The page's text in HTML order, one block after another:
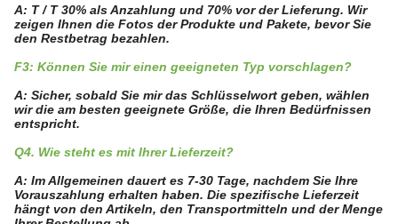
A: T / T 30% als Anzahlung und 70% vor der Lieferung. Wir
zeigen Ihnen die Fotos der Produkte und Pakete, bevor Sie
den Restbetrag bezahlen.
F3: Können Sie mir einen geeigneten Typ vorschlagen?
A: Sicher, sobald Sie mir das Schlüsselwort geben, wählen
wir die am besten geeignete Größe, die Ihren Bedürfnissen
entspricht.
Q4. Wie steht es mit Ihrer Lieferzeit?
A: Im Allgemeinen dauert es 7-30 Tage, nachdem Sie Ihre
Vorauszahlung erhalten haben. Die spezifische Lieferzeit
hängt von den Artikeln, den Transportmitteln und der Menge